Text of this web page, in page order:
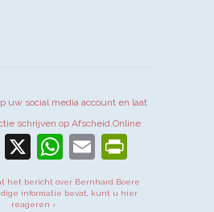
uw social media account en laat
schrijven op Afscheid.Online
X WhatsApp
Email
het bericht over Bernhard Boere
informatie bevat, kunt u hier
reageren ›